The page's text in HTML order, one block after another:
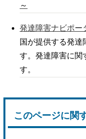
～
発達障害ナビポー
国が提供する発達
す。発達障害に関
す。
このページに関